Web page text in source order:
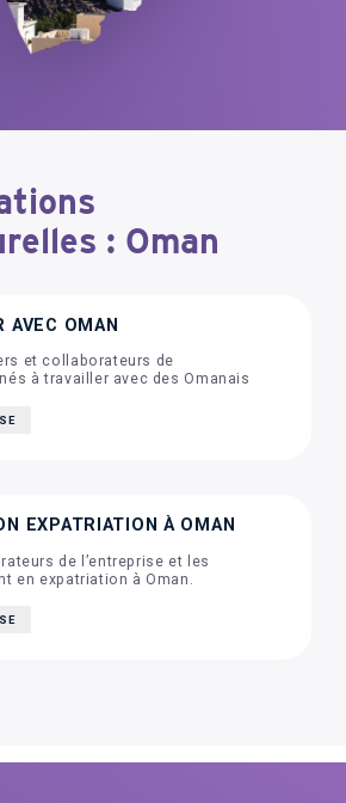
: Oman
AVEC OMAN
et collaborateurs de
à travailler avec des Omanais
EXPATRIATION À OMAN
de l’entreprise et les
en expatriation à Oman.